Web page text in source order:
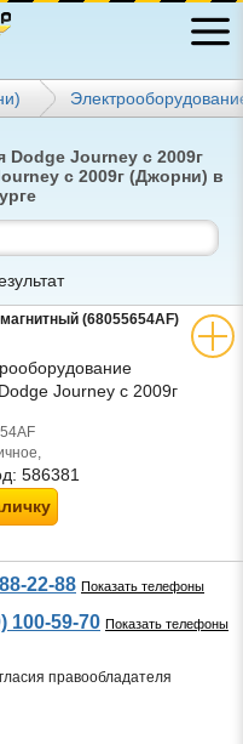
Dodge Journey с 2009г
с 2009г (Джорни) в
(68055654AF)
Dodge Journey с 2009г
586381
22-88 Показать телефоны
100-59-70 Показать телефоны
правообладателя